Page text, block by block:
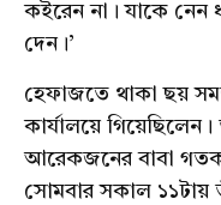
কইরেন না। যাকে নেন
দেন।’
হেফাজতে থাকা ছয়
কার্যালয়ে
আরেকজনের বাবা
সোমবার সকাল ১১টায়